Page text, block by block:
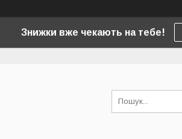
Знижки вже чекають на тебе!